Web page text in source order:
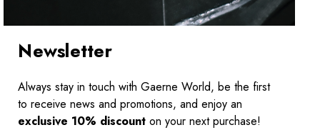
Newsletter
Always stay in touch with Gaerne World, be the first
to receive news and promotions, and enjoy an
exclusive 10% discount on your next purchase!